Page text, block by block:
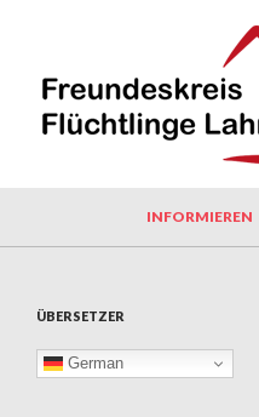
FreundeskreisINFORMIEREN
ÜBERSETZER
German